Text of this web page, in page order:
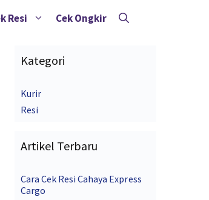
Resi Cek Ongkir
Kategori
Kurir
Resi
Artikel Terbaru
Cara Cek Resi Cahaya Express
Cargo